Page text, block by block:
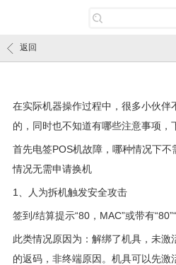
返回
在实际机器操作过程中，很多小伙伴
的，同时也不知道有哪些注意事项，
首先电签POS机故障，哪种情况下
情况无需申请换机
1、人为拆机触发安全攻击
签到/结算提示“80，MAC”或带有
此类情况原因为：解绑了机具，未
的返码，非终端原因。机具可以先激